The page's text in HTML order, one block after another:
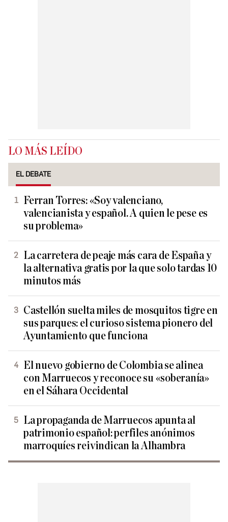
LO MÁS LEÍDO
EL DEBATE
Ferran Torres: «Soy valenciano,
valencianista y español. A quien le pese es
su problema»
La carretera de peaje más cara de España y
la alternativa gratis por la que solo tardas 10
minutos más
Castellón suelta miles de mosquitos tigre en
sus parques: el curioso sistema pionero del
Ayuntamiento que funciona
El nuevo gobierno de Colombia se alinea
con Marruecos y reconoce su «soberanía»
en el Sáhara Occidental
La propaganda de Marruecos apunta al
patrimonio español: perfiles anónimos
marroquíes reivindican la Alhambra